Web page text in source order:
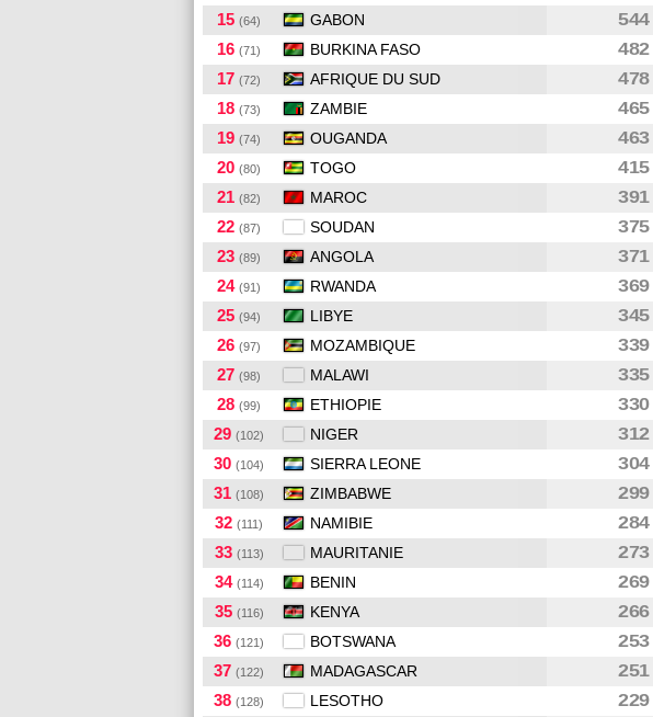
15 (64) GABON 544
16 (71) BURKINA FASO 482
17 (72) AFRIQUE DU SUD 478
18 (73) ZAMBIE 465
19 (74) OUGANDA 463
20 (80) TOGO 415
21 (82) MAROC 391
22 (87) SOUDAN 375
23 (89) ANGOLA 371
24 (91) RWANDA 369
25 (94) LIBYE 345
26 (97) MOZAMBIQUE 339
27 (98) MALAWI 335
28 (99) ETHIOPIE 330
29 (102) NIGER 312
30 (104) SIERRA LEONE 304
31 (108) ZIMBABWE 299
32 (111) NAMIBIE 284
33 (113) MAURITANIE 273
34 (114) BENIN 269
35 (116) KENYA 266
36 (121) BOTSWANA 253
37 (122) MADAGASCAR 251
38 (128) LESOTHO 229